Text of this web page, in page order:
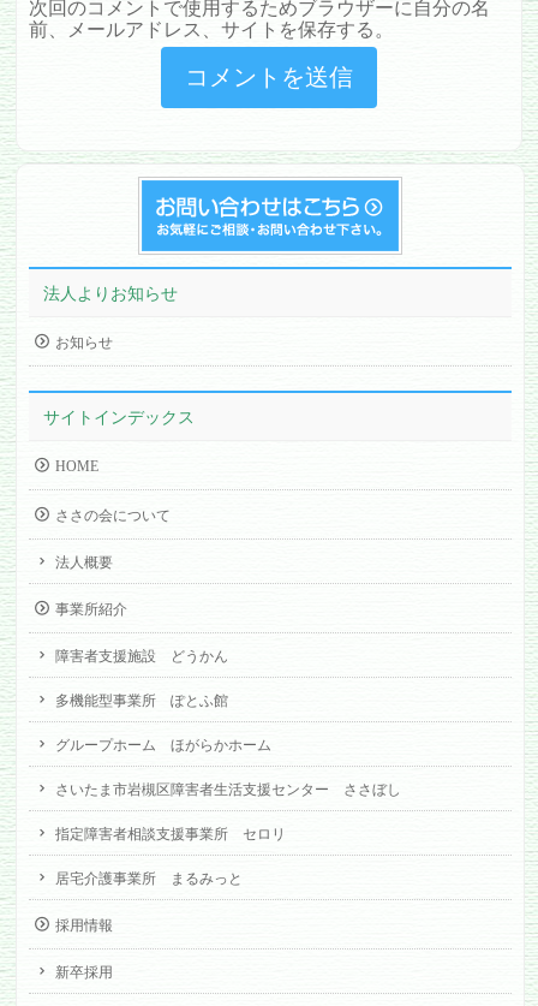
次回のコメントで使用するためブラウザーに自分の名
前、メールアドレス、サイトを保存する。
法人よりお知らせ
お知らせ
サイトインデックス
HOME
ささの会について
法人概要
事業所紹介
障害者支援施設 どうかん
多機能型事業所 ぽとふ館
グループホーム ほがらかホーム
さいたま市岩槻区障害者生活支援センター ささぼし
指定障害者相談支援事業所 セロリ
居宅介護事業所 まるみっと
採用情報
新卒採用